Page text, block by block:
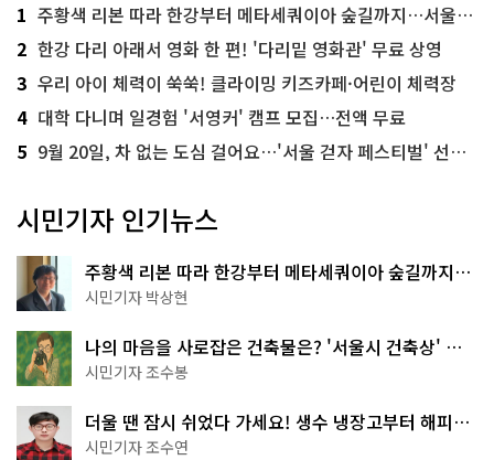
1 주황색 리본 따라 한강부터 메타세쿼이아 숲길까지…서울둘레길 15코스
2 한강 다리 아래서 영화 한 편! '다리밑 영화관' 무료 상영
3 우리 아이 체력이 쑥쑥! 클라이밍 키즈카페·어린이 체력장
4 대학 다니며 일경험 '서영커' 캠프 모집…전액 무료
5 9월 20일, 차 없는 도심 걸어요…'서울 걷자 페스티벌' 선착순 5천명
시민기자 인기뉴스
주황색 리본 따라 한강부터 메타세쿼이아 숲길까지…
서울둘레길 15코스
시민기자 박상현
나의 마음을 사로잡은 건축물은? '서울시 건축상' 수
상작 공개!
시민기자 조수봉
더울 땐 잠시 쉬었다 가세요! 생수 냉장고부터 해피소
·무더위쉼터까지
시민기자 조수연